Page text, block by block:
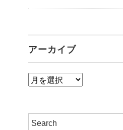
アーカイブ
ア
イ